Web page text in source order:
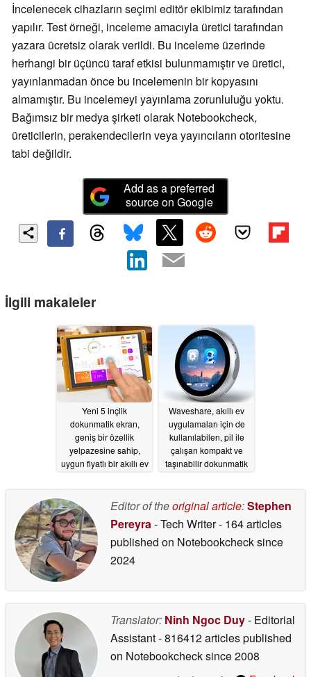
İncelenecek cihazların seçimi editör ekibimiz tarafından
yapılır. Test örneği, inceleme amacıyla üretici tarafından
yazara ücretsiz olarak verildi. Bu inceleme üzerinde
herhangi bir üçüncü taraf etkisi bulunmamıştır ve üretici,
yayınlanmadan önce bu incelemenin bir kopyasını
almamıştır. Bu incelemeyi yayınlama zorunluluğu yoktu.
Bağımsız bir medya şirketi olarak Notebookcheck,
üreticilerin, perakendecilerin veya yayıncıların otoritesine
tabi değildir.
Add as a preferred
source on Google
İlgili makaleler
Yeni 5 inçlik
dokunmatik ekran,
geniş bir özellik
yelpazesine sahip,
uygun fiyatlı bir akıllı ev
06/27/2026
Waveshare, akıllı ev
uygulamaları için de
kullanılabilen, pil ile
çalışan kompakt ve
taşınabilir dokunmatik
Editor of theoriginal article:Stephen
Pereyra- Tech Writer- 164 articles
published on Notebookchecksince
2024
Translator: Ninh Ngoc Duy- Editorial
Assistant- 816412 articles published
on Notebookchecksince 2008